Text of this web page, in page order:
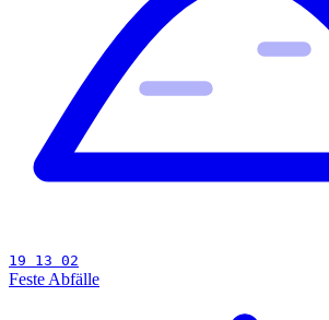
19 13 02
Feste Abfälle